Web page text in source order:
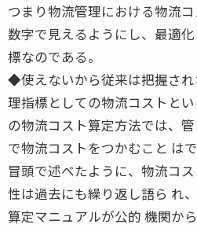
つまり物流管理における物流
数字で見えるようにし、最適
標なのである。
◆使えないから従来は把握さ
理指標としての物流コストと
の物流コスト算定方法では、
で物流コストをつかむこと は
冒頭で述べたように、物流コ
性は過去にも繰り返し語ら れ
算定マニュアルが公的 機関か